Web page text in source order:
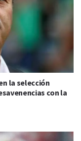
la selección
con la